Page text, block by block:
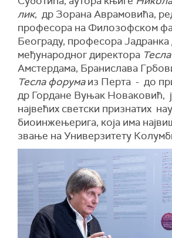
лик, др Зорана Аврамовића,
професора на Филозофском
Београду, професора
међународног директора
Амстердама, Бранислава
Тесла форумаиз Перта - до
др Гордане Вуњак Новаковић,
највећих светски признатих
биоинжењерига, која има
звање на Универзитету